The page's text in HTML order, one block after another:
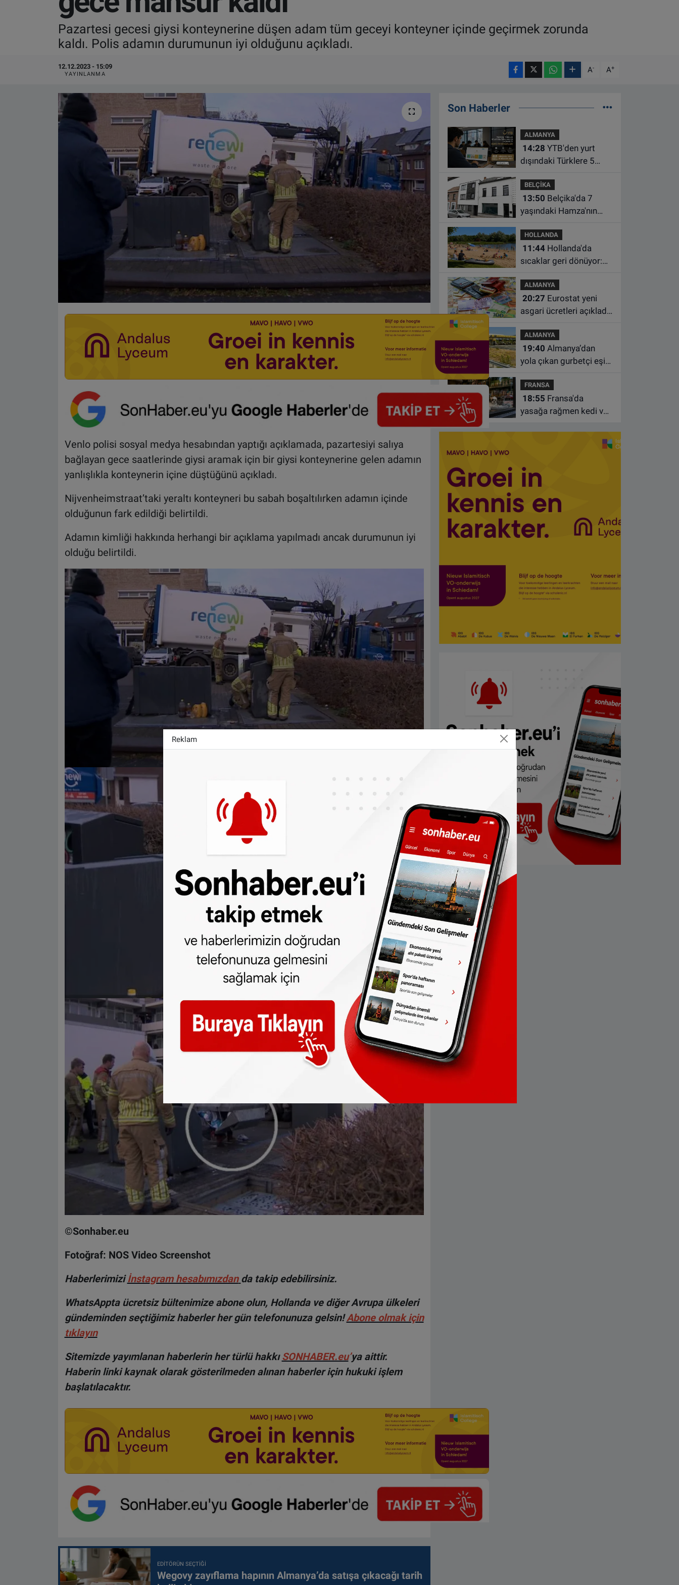
Pazartesi gecesi giysi konteynerine düşen adam tüm geceyi konteyner içinde geçirmek zorunda
kaldı. Polis adamın durumunun iyi olduğunu açıkladı.
12.12.2023 - 15:09
YAYINLANMA A- A+
Venlo polisi sosyal medya hesabından yaptığı açıklamada, pazartesiyi salıya
bağlayan gece saatlerinde giysi aramak için bir giysi konteynerine gelen adamın
yanlışlıkla konteynerin içine düştüğünü açıkladı.
Nijvenheimstraat’taki yeraltı konteyneri bu sabah boşaltılırken adamın içinde
olduğunun fark edildiği belirtildi.
Adamın kimliği hakkında herhangi bir açıklama yapılmadı ancak durumunun iyi
olduğu belirtildi.
©Sonhaber.eu
Fotoğraf: NOS Video Screenshot
Haberlerimizi İnstagram hesabımızdan da takip edebilirsiniz.
WhatsAppta ücretsiz bültenimize abone olun, Hollanda ve diğer Avrupa ülkeleri
gündeminden seçtiğimiz haberler her gün telefonunuza gelsin!Abone olmak için
tıklayın
Sitemizde yayımlanan haberlerin her türlü hakkı SONHABER.eu’ya aittir.
Haberin linki kaynak olarak gösterilmeden alınan haberler için hukuki işlem
başlatılacaktır.
EDITÖRÜN SEÇTIĞI
Wegovy zayıflama hapının Almanya’da satışa çıkacağı tarih
Son Haberler
ALMANYA
14:28
dışındaki Türklere 5
desteği
BELÇİKA
13:50
yaşındaki Hamza'nın
dahil üç kişi tutuklandı
HOLLANDA
11:44Hollanda'da
sıcaklar geri dönüyor:
dereceyi gösterecek
ALMANYA
20:27
asgari ücretleri açıkladı:
sıraya yükseldi
ALMANYA
19:40
yola çıkan gurbetçi eşini
istasyonunda unuttu
FRANSA
18:55
yasağa rağmen kedi ve
shoplara hayvan başına
VIDEO GALERİ
ALGEMENE VOORWAARDEN
CONTACT
Çerez Politikası
Reklam